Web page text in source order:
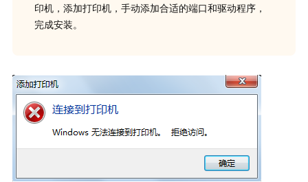
印机，添加打印机，手动添加合适的端口和驱动程序，
完成安装。